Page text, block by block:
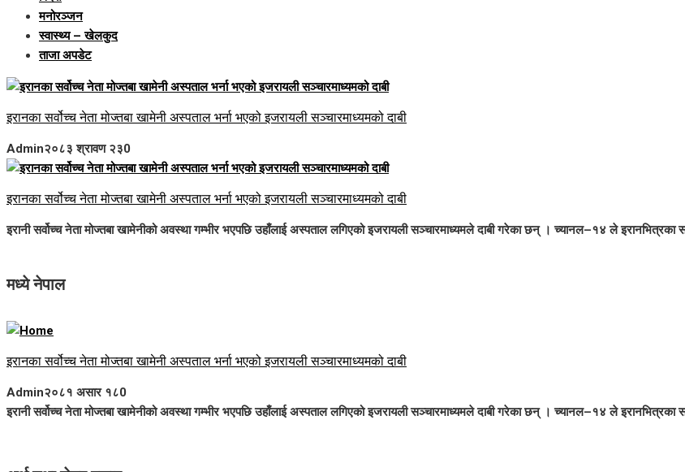
मनोरञ्जन
स्वास्थ्य – खेलकुद
ताजा अपडेट
इरानका सर्वोच्च नेता मोज्तबा खामेनी अस्पताल भर्ना भएको इजरायली सञ्चारमाध्यमको दाबी
Admin२०८३ श्रावण २३0
इरानका सर्वोच्च नेता मोज्तबा खामेनी अस्पताल भर्ना भएको इजरायली सञ्चारमाध्यमको दाबी
इरानी सर्वोच्च नेता मोज्तबा खामेनीको अवस्था गम्भीर भएपछि उहाँलाई अस्पताल लगिएको इजरायली सञ्चारमाध्यमले दाबी गरेका छन् । च्यानल–१४ ले इरानभित्रका
मध्ये नेपाल
इरानका सर्वोच्च नेता मोज्तबा खामेनी अस्पताल भर्ना भएको इजरायली सञ्चारमाध्यमको दाबी
Admin२०८१ असार १८0
इरानी सर्वोच्च नेता मोज्तबा खामेनीको अवस्था गम्भीर भएपछि उहाँलाई अस्पताल लगिएको इजरायली सञ्चारमाध्यमले दाबी गरेका छन् । च्यानल–१४ ले